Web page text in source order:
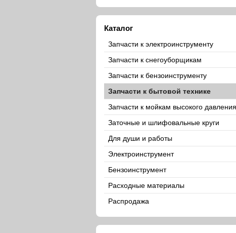
Каталог
Запчасти к электроинструменту
Запчасти к снегоуборщикам
Запчасти к бензоинструменту
Запчасти к бытовой технике
Запчасти к мойкам высокого давления
Заточные и шлифовальные круги
Для души и работы
Электроинструмент
Бензоинструмент
Расходные материалы
Распродажа